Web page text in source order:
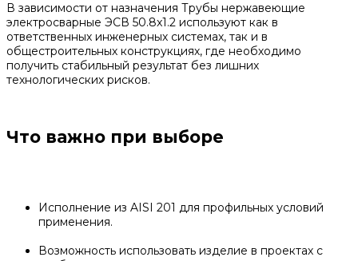
В зависимости от назначения Трубы нержавеющие
электросварные ЭСВ 50.8x1.2 используют как в
ответственных инженерных системах, так и в
общестроительных конструкциях, где необходимо
получить стабильный результат без лишних
технологических рисков.
Что важно при выборе
Исполнение из AISI 201 для профильных условий
применения.
Возможность использовать изделие в проектах с